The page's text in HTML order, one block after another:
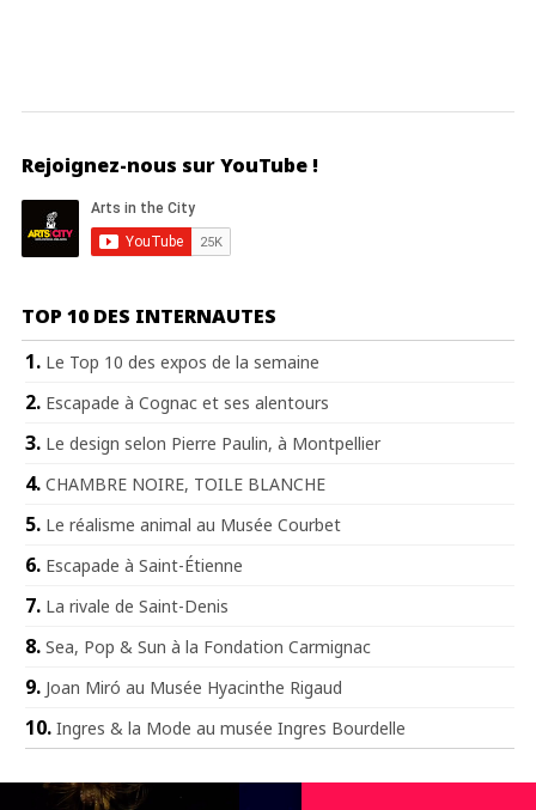
Rejoignez-nous sur YouTube !
TOP 10 DES INTERNAUTES
Le Top 10 des expos de la semaine
Escapade à Cognac et ses alentours
Le design selon Pierre Paulin, à Montpellier
CHAMBRE NOIRE, TOILE BLANCHE
Le réalisme animal au Musée Courbet
Escapade à Saint-Étienne
La rivale de Saint-Denis
Sea, Pop & Sun à la Fondation Carmignac
Joan Miró au Musée Hyacinthe Rigaud
Ingres & la Mode au musée Ingres Bourdelle